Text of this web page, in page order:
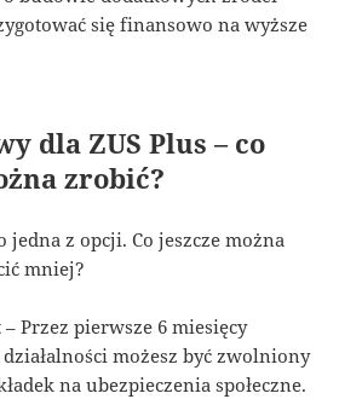
się finansowo na wyższe
dla ZUS Plus – co
zrobić?
jedna z opcji. Co jeszcze można
mniej?
– Przez pierwsze 6 miesięcy
możesz być zwolniony
na ubezpieczenia społeczne.